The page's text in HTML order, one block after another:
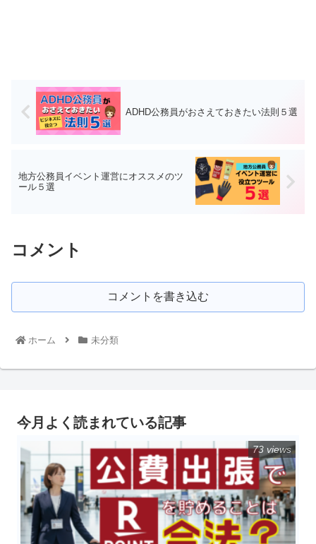
ADHD公務員がおさえておきたい法則５選
地方公務員イベント運営にオススメのツ
ール５選
コメント
コメントを書き込む
ホーム 未分類
今月よく読まれている記事
73 views